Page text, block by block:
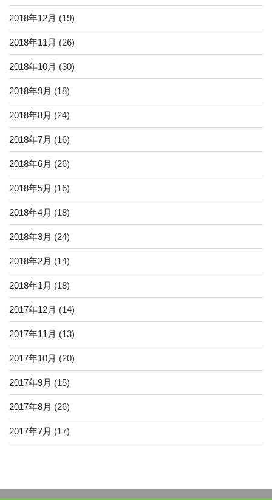
2018年12月 (19)
2018年11月 (26)
2018年10月 (30)
2018年9月 (18)
2018年8月 (24)
2018年7月 (16)
2018年6月 (26)
2018年5月 (16)
2018年4月 (18)
2018年3月 (24)
2018年2月 (14)
2018年1月 (18)
2017年12月 (14)
2017年11月 (13)
2017年10月 (20)
2017年9月 (15)
2017年8月 (26)
2017年7月 (17)